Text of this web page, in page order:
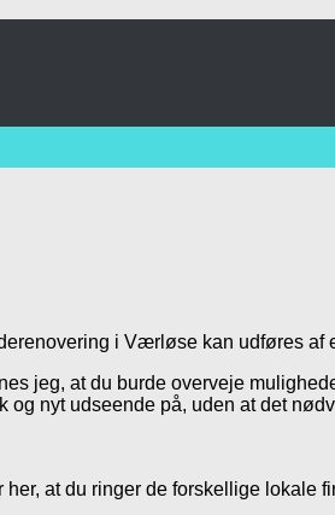
i Værløse kan udføres af
jeg, at du burde overveje
og nyt udseende på, uden at det
at du ringer de forskellige lokale